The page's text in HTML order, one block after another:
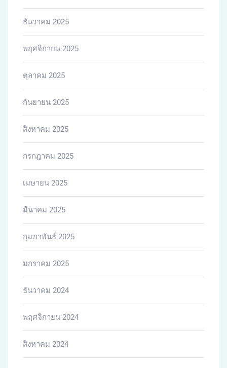
ธันวาคม 2025
พฤศจิกายน 2025
ตุลาคม 2025
กันยายน 2025
สิงหาคม 2025
กรกฎาคม 2025
เมษายน 2025
มีนาคม 2025
กุมภาพันธ์ 2025
มกราคม 2025
ธันวาคม 2024
พฤศจิกายน 2024
สิงหาคม 2024